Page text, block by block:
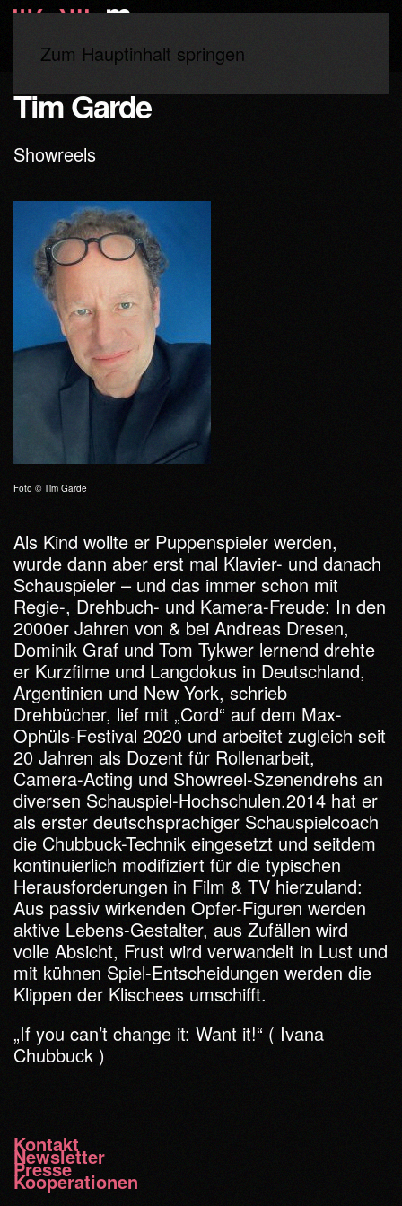
Zum Hauptinhalt springen
Tim Garde
Showreels
Foto © Tim Garde
Als Kind wollte er Puppenspieler werden,
wurde dann aber erst mal Klavier- und danach
Schauspieler – und das immer schon mit
Regie-, Drehbuch- und Kamera-Freude: In den
2000er Jahren von & bei Andreas Dresen,
Dominik Graf und Tom Tykwer lernend drehte
er Kurzfilme und Langdokus in Deutschland,
Argentinien und New York, schrieb
Drehbücher, lief mit „Cord“ auf dem Max-
Ophüls-Festival 2020 und arbeitet zugleich seit
20 Jahren als Dozent für Rollenarbeit,
Camera-Acting und Showreel-Szenendrehs an
diversen Schauspiel-Hochschulen.2014 hat er
als erster deutschsprachiger Schauspielcoach
die Chubbuck-Technik eingesetzt und seitdem
kontinuierlich modifiziert für die typischen
Herausforderungen in Film & TV hierzuland:
Aus passiv wirkenden Opfer-Figuren werden
aktive Lebens-Gestalter, aus Zufällen wird
volle Absicht, Frust wird verwandelt in Lust und
mit kühnen Spiel-Entscheidungen werden die
Klippen der Klischees umschifft.
„If you can’t change it: Want it!“ ( Ivana
Chubbuck )
Kontakt
Newsletter
Presse
Kooperationen